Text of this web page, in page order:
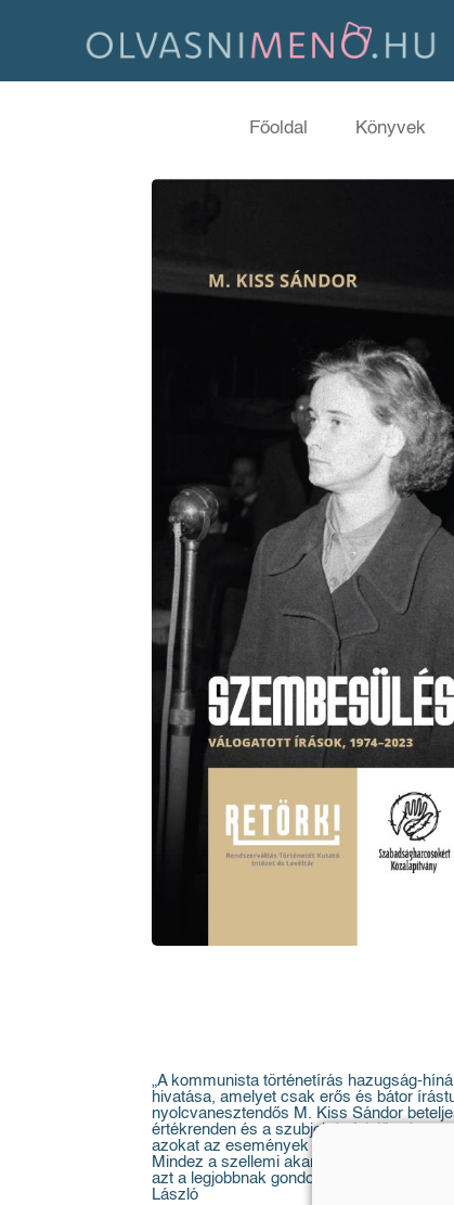
Főoldal Könyvek
„A kommunista történetírás hazugság-
hivatása, amelyet csak erős és bátor
nyolcvanesztendős M. Kiss Sándor
értékrenden és a szubjektív felelősségen
azokat az események rendelkezésünkre
Mindez a szellemi akarás és kitartás
azt a legjobbnak gondolta. A nemzetet és
László